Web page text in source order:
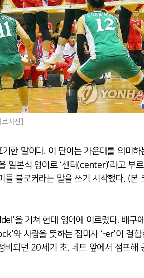
사진]
한 말이다. 이 단어는 가운데를 의미하
일본식 영어로 ‘센터(center)’라고 부
블로커라는 말을 쓰기 시작했다. (본
을 거쳐 현대 영어에 이르렀다. 배구
와 사람을 뜻하는 접미사 ‘-er’이 결
비되던 20세기 초, 네트 앞에서 점프해